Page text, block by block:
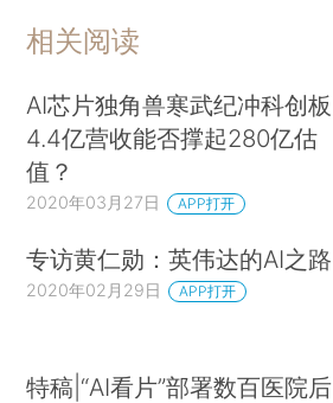
相关阅读
AI芯片独角兽寒武纪冲科创板
4.4亿营收能否撑起280亿估
值？
2020年03月27日 APP打开
专访黄仁勋：英伟达的AI之路
2020年02月29日 APP打开
特稿|“AI看片”部署数百医院后